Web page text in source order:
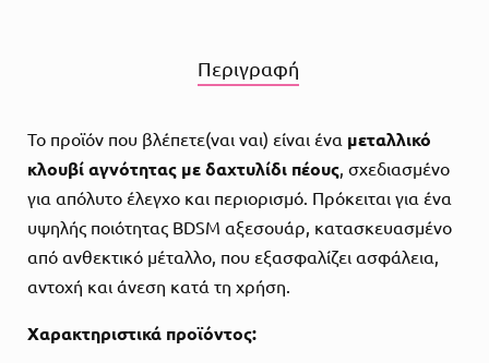
Περιγραφή
Το προϊόν που βλέπετε(ναι ναι) είναι ένα μεταλλικό
κλουβί αγνότητας με δαχτυλίδι πέους , σχεδιασμένο
για απόλυτο έλεγχο και περιορισμό. Πρόκειται για ένα
υψηλής ποιότητας BDSM αξεσουάρ, κατασκευασμένο
από ανθεκτικό μέταλλο, που εξασφαλίζει ασφάλεια,
αντοχή και άνεση κατά τη χρήση.
Χαρακτηριστικά προϊόντος: